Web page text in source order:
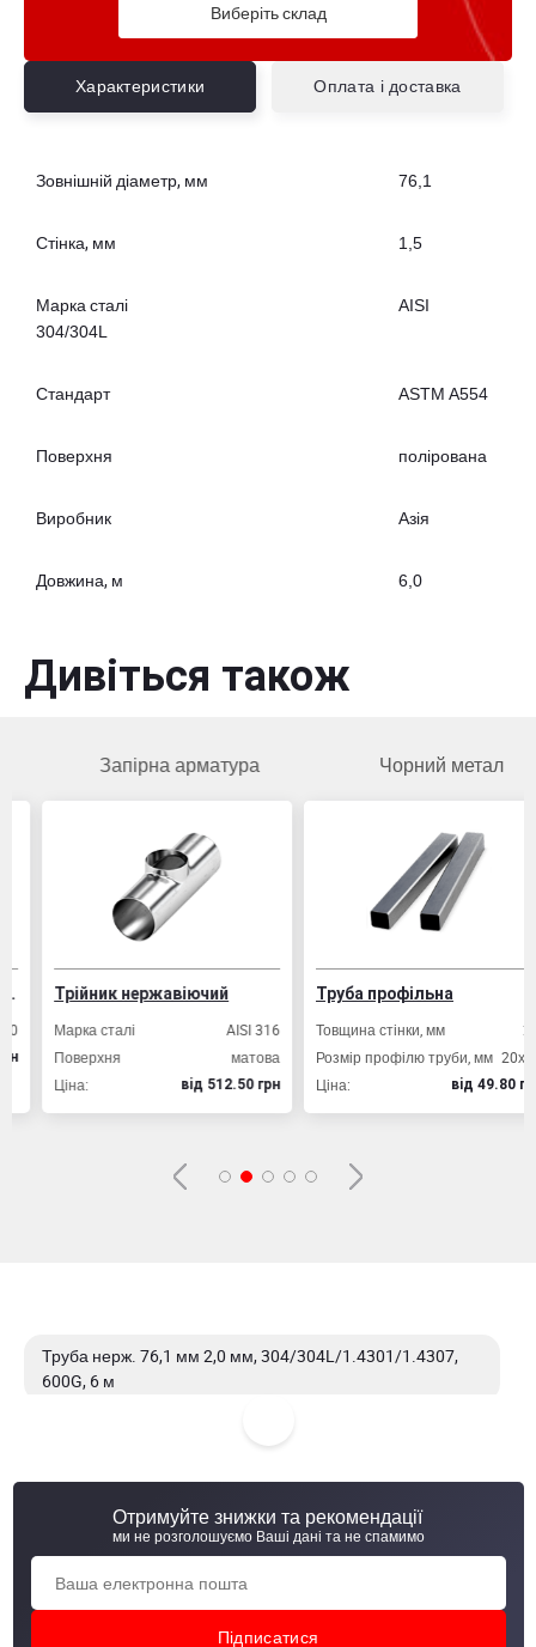
Виберіть склад
Характеристики Оплата і доставка
Зовнішній діаметр, мм 76,1
Стінка, мм 1,5
Марка сталі
AISI
304/304L
Стандарт ASTM A554
Поверхня полірована
Виробник Азія
Довжина, м 6,0
Дивіться також
Запірна арматура
Трійник нержавіючий
Марка сталі
AISI 316
Поверхня
матова
Ціна:
вiд 512.50 грн
Чорний метал
Труба профільна
Товщина стінки, мм
Розмір профілю труби, мм 20х20
Ціна:
вiд 49.80 грн
Труба нерж. 76,1 мм 2,0 мм, 304/304L/1.4301/1.4307,
600G, 6 м
Труба нерж. 76,1 мм 3,0 мм, 304/304L/1.4301/1.4307,
EN 10217-7, 6 м
Труба нерж. 80 мм 1.5 мм, 201, 600G, 5,8 м
Отримуйте знижки та рекомендації
ми не розголошуємо Ваші дані та не спамимо